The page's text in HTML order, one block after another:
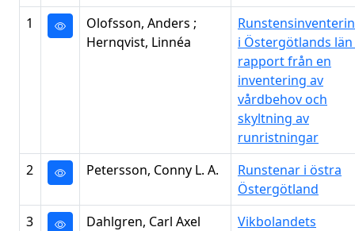
1
Olofsson, Anders ;
Hernqvist, Linnéa
i Östergötlands län
rapport från en
inventering av
vårdbehov och
skyltning av
runristningar
2
Petersson, Conny L. A.
Runstenar i östra
Östergötland
3
Dahlgren, Carl Axel
Vikbolandets